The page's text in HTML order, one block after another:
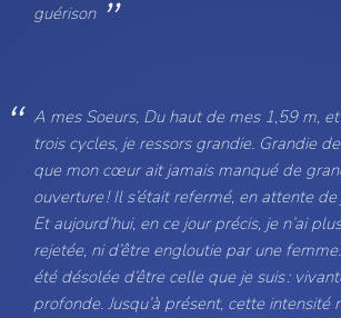
guérison
A mes Soeurs, Du haut de mes 1,59 m,
trois cycles, je ressors grandie. Grandie
que mon cœur ait jamais manqué de
ouverture ! Il s’était refermé, en attente
Et aujourd’hui, en ce jour précis, je n’ai
rejetée, ni d’être engloutie par une
été désolée d’être celle que je suis :
profonde. Jusqu’à présent, cette intensité